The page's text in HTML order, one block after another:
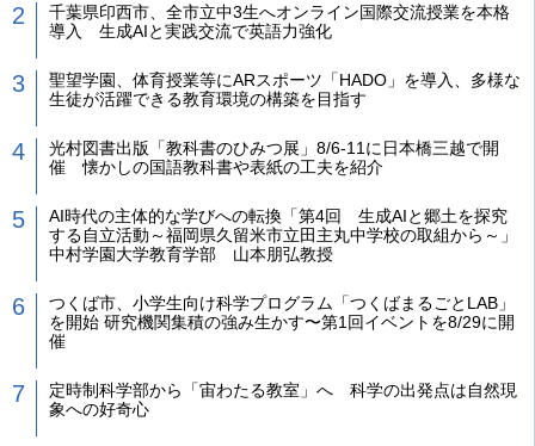
千葉県印西市、全市立中3生へオンライン国際交流授業を本格
導入 生成AIと実践交流で英語力強化
聖望学園、体育授業等にARスポーツ「HADO」を導入、多様な
生徒が活躍できる教育環境の構築を目指す
光村図書出版「教科書のひみつ展」8/6-11に日本橋三越で開
催 懐かしの国語教科書や表紙の工夫を紹介
AI時代の主体的な学びへの転換「第4回 生成AIと郷土を探究
する自立活動～福岡県久留米市立田主丸中学校の取組から～」
中村学園大学教育学部 山本朋弘教授
つくば市、小学生向け科学プログラム「つくばまるごとLAB」
を開始 研究機関集積の強み生かす〜第1回イベントを8/29に開
催
定時制科学部から「宙わたる教室」へ 科学の出発点は自然現
象への好奇心